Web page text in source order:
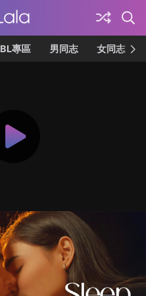
BL專區 男同志 女同志